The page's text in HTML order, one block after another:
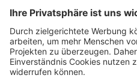
WWF Deutschland
Reinhardtstr. 18
10117 Berlin